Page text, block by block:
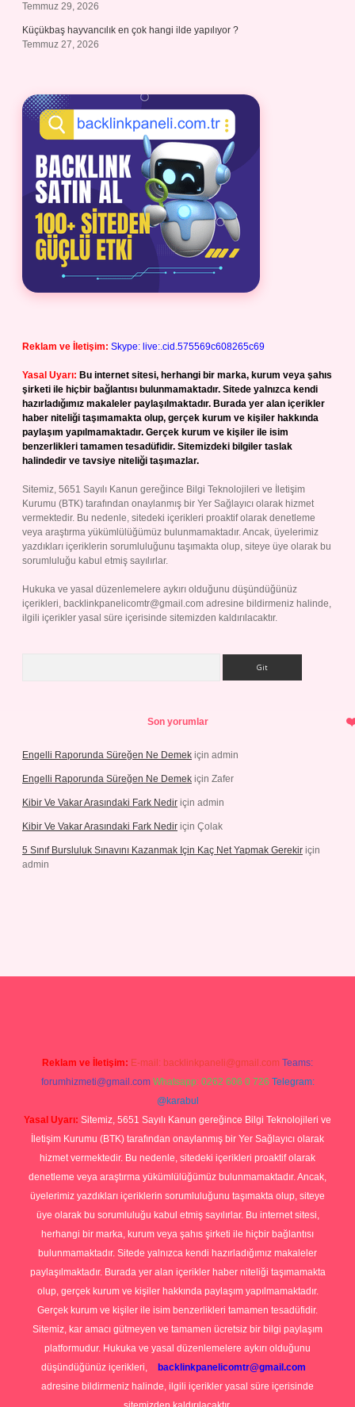
Temmuz 29, 2026
Küçükbaş hayvancılık en çok hangi ilde yapılıyor ?
Temmuz 27, 2026
Reklam ve İletişim: Skype: live:.cid.575569c608265c69
Yasal Uyarı: Bu internet sitesi, herhangi bir marka, kurum veya şahıs
şirketi ile hiçbir bağlantısı bulunmamaktadır. Sitede yalnızca kendi
hazırladığımız makaleler paylaşılmaktadır. Burada yer alan içerikler
haber niteliği taşımamakta olup, gerçek kurum ve kişiler hakkında
paylaşım yapılmamaktadır. Gerçek kurum ve kişiler ile isim
benzerlikleri tamamen tesadüfidir. Sitemizdeki bilgiler taslak
halindedir ve tavsiye niteliği taşımazlar.
Sitemiz, 5651 Sayılı Kanun gereğince Bilgi Teknolojileri ve İletişim
Kurumu (BTK) tarafından onaylanmış bir Yer Sağlayıcı olarak hizmet
vermektedir. Bu nedenle, sitedeki içerikleri proaktif olarak denetleme
veya araştırma yükümlülüğümüz bulunmamaktadır. Ancak, üyelerimiz
yazdıkları içeriklerin sorumluluğunu taşımakta olup, siteye üye olarak bu
sorumluluğu kabul etmiş sayılırlar.
Hukuka ve yasal düzenlemelere aykırı olduğunu düşündüğünüz
içerikleri, backlinkpanelicomtr@gmail.com adresine bildirmeniz halinde,
ilgili içerikler yasal süre içerisinde sitemizden kaldırılacaktır.
Son yorumlar
Engelli Raporunda Süreğen Ne Demek için admin
Engelli Raporunda Süreğen Ne Demek için Zafer
Kibir Ve Vakar Arasındaki Fark Nedir için admin
Kibir Ve Vakar Arasındaki Fark Nedir için Çolak
5 Sınıf Bursluluk Sınavını Kazanmak Için Kaç Net Yapmak Gerekir için
admin
Reklam ve İletişim: E-mail: backlinkpaneli@gmail.com Teams:
forumhizmeti@gmail.com Whatsapp: 0262 606 0 726 Telegram:
@karabul
Yasal Uyarı: Sitemiz, 5651 Sayılı Kanun gereğince Bilgi Teknolojileri ve
İletişim Kurumu (BTK) tarafından onaylanmış bir Yer Sağlayıcı olarak
hizmet vermektedir. Bu nedenle, sitedeki içerikleri proaktif olarak
denetleme veya araştırma yükümlülüğümüz bulunmamaktadır. Ancak,
üyelerimiz yazdıkları içeriklerin sorumluluğunu taşımakta olup, siteye
üye olarak bu sorumluluğu kabul etmiş sayılırlar. Bu internet sitesi,
herhangi bir marka, kurum veya şahıs şirketi ile hiçbir bağlantısı
bulunmamaktadır. Sitede yalnızca kendi hazırladığımız makaleler
paylaşılmaktadır. Burada yer alan içerikler haber niteliği taşımamakta
olup, gerçek kurum ve kişiler hakkında paylaşım yapılmamaktadır.
Gerçek kurum ve kişiler ile isim benzerlikleri tamamen tesadüfidir.
Sitemiz, kar amacı gütmeyen ve tamamen ücretsiz bir bilgi paylaşım
platformudur. Hukuka ve yasal düzenlemelere aykırı olduğunu
düşündüğünüz içerikleri,
backlinkpanelicomtr@gmail.com
adresine bildirmeniz halinde, ilgili içerikler yasal süre içerisinde